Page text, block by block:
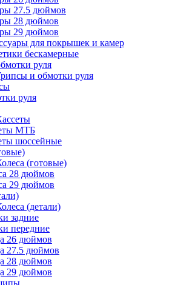
27.5 дюймов
28 дюймов
29 дюймов
для покрышек и камер
бескамерные
руля
и обмотки руля
руля
МТБ
шоссейные
(готовые)
28 дюймов
29 дюймов
(детали)
задние
передние
26 дюймов
27.5 дюймов
28 дюймов
29 дюймов